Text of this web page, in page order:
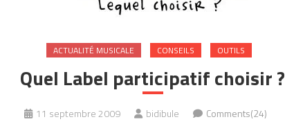
ACTUALITÉ MUSICALE CONSEILS OUTILS
Quel Label participatif choisir ?
11 septembre 2009 bidibule Comments(24)